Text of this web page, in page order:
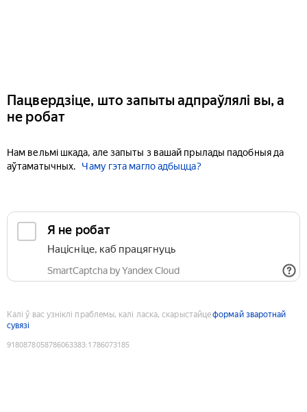
Пацвердзіце, што запыты адпраўлялі вы, а
не робат
Нам вельмі шкада, але запыты з вашай прылады падобныя да
аўтаматычных.
Чаму гэта магло адбыцца?
Я не робат
Націсніце, каб працягнуць
SmartCaptcha by Yandex Cloud
Калі ў вас узніклі праблемы, калі ласка, скарыстайцеформай зваротнай
сувязі
9180878058786063383:1786073185